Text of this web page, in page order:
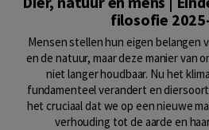
filosofie
Mensen stellen hun eigen belangen
en de natuur, maar deze manier van
niet langer houdbaar. Nu het
fundamenteel verandert en
het cruciaal dat we op een nieuwe
verhouding tot de aarde en